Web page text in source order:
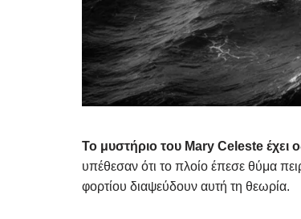
Το μυστήριο του Mary Celeste έχει
υπέθεσαν ότι το πλοίο έπεσε θύμα
φορτίου διαψεύδουν αυτή τη θεωρία.